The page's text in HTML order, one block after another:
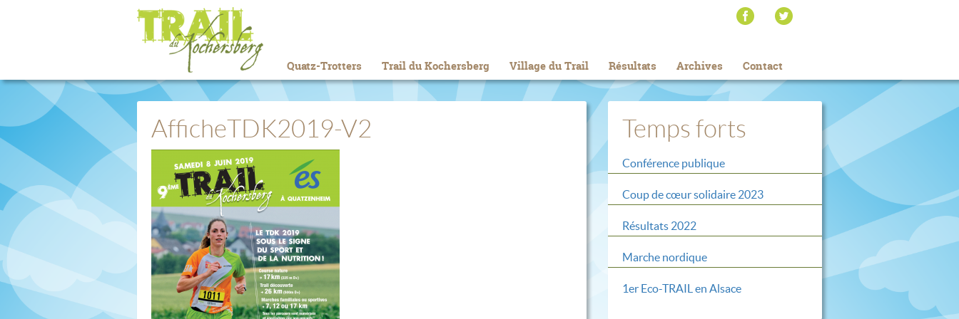
Quatz-Trotters Trail du Kochersberg Village du Trail Résultats Archives Contact
AfficheTDK2019-V2 Temps forts
Conférence publique
Coup de cœur solidaire 2023
Résultats 2022
Marche nordique
1er Eco-TRAIL en Alsace